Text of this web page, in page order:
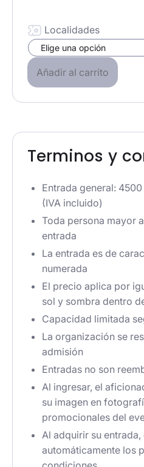
Localidades
Añadir al carrito
Terminos y
Entrada general:
(IVA incluido)
Toda persona mayor
entrada
La entrada es de
numerada
El precio aplica por
sol y sombra dentro
Capacidad limitada
La organización se
admisión
Entradas no son
Al ingresar, el
su imagen en
promocionales del
Al adquirir su
automáticamente los